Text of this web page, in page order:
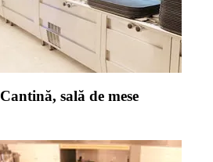
Cantină, sală de mese